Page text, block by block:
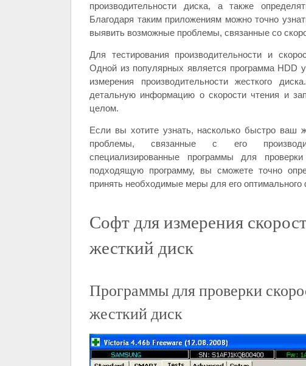
производительности диска, а также
Благодаря таким приложениям можно точно
выявить возможные проблемы, связанные со
Для тестирования производительности и
Одной из популярных является программа HDD
измерения производительности жесткого
детальную информацию о скорости чтения и
целом.
Если вы хотите узнать, насколько быстро ваш
проблемы, связанные с его
специализированные программы для
подходящую программу, вы сможете точно
принять необходимые меры для его оптимального
Софт для измерения
жесткий диск
Программы для проверки
жесткий диск